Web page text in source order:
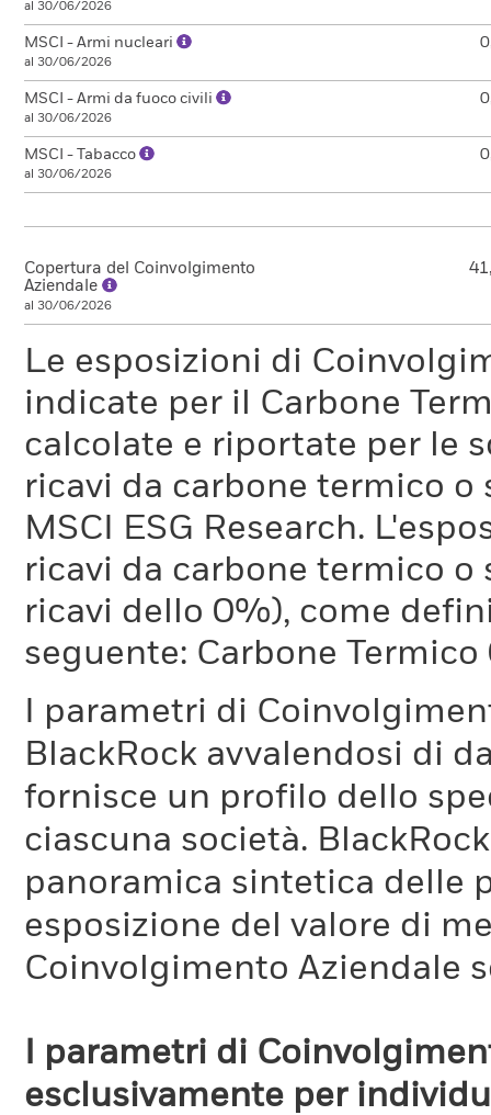
al 30/06/2026
MSCI - Armi nucleari
al 30/06/2026
MSCI - Armi da fuoco civili
al 30/06/2026
MSCI - Tabacco
al 30/06/2026
Copertura del Coinvolgimento
Aziendale
al 30/06/2026
Le esposizioni di
indicate per il Carbone
calcolate e riportate per le
ricavi da carbone termico
MSCI ESG Research.
ricavi da carbone termico
ricavi dello 0%), come
seguente: Carbone
I parametri di
BlackRock avvalendosi di
fornisce un profilo dello
ciascuna società.
panoramica sintetica delle
esposizione del valore di
Coinvolgimento Aziendale
I parametri di
esclusivamente per